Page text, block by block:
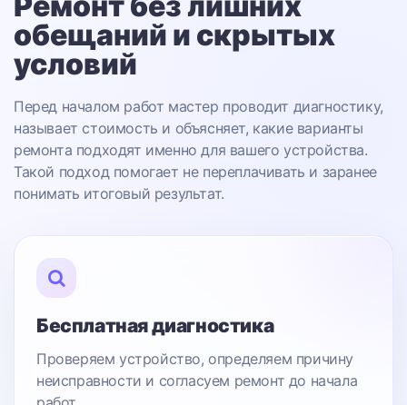
обещаний и скрытых
условий
Перед началом работ мастер проводит диагностику,
называет стоимость и объясняет, какие варианты
ремонта подходят именно для вашего устройства.
Такой подход помогает не переплачивать и заранее
понимать итоговый результат.
Бесплатная диагностика
Проверяем устройство, определяем причину
неисправности и согласуем ремонт до начала